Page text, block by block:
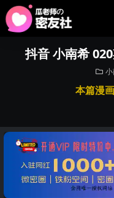
抖音 小南希
本篇漫